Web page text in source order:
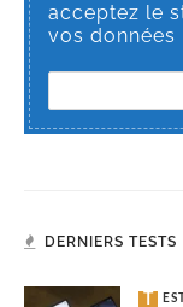
acceptez le
vos données
DERNIERS TESTS